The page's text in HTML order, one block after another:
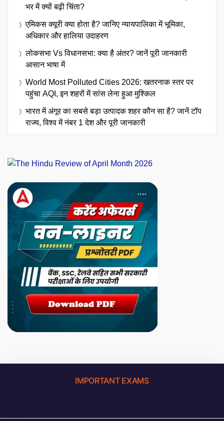
भर में क्यों बढ़ी चिंता?
एमिकस क्यूरी क्या होता है? जानिए न्यायपालिका में भूमिका,
अधिकार और हालिया उदाहरण
लोकसभा Vs विधानसभा: क्या है अंतर? जानें पूरी जानकारी
आसान भाषा में
World Most Polluted Cities 2026: खतरनाक स्तर पर
पहुंचा AQI, इन शहरों में सांस लेना हुआ मुश्किल
भारत में अंगूर का सबसे बड़ा उत्पादक शहर कौन सा है? जानें टॉप
राज्य, विश्व में नंबर 1 देश और पूरी जानकारी
IMPORTANT EXAMS